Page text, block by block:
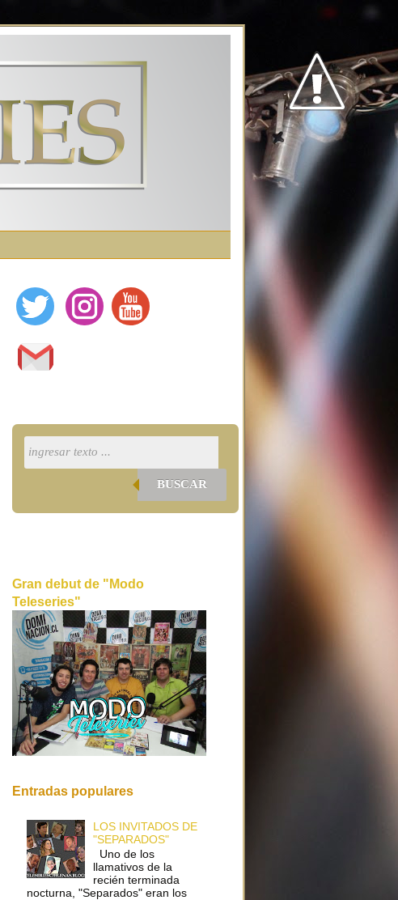
BUSCAR
Gran debut de "Modo
Teleseries"
Entradas populares
LOS INVITADOS DE
"SEPARADOS"
Uno de los
llamativos de la
recién terminada
nocturna, "Separados" eran los